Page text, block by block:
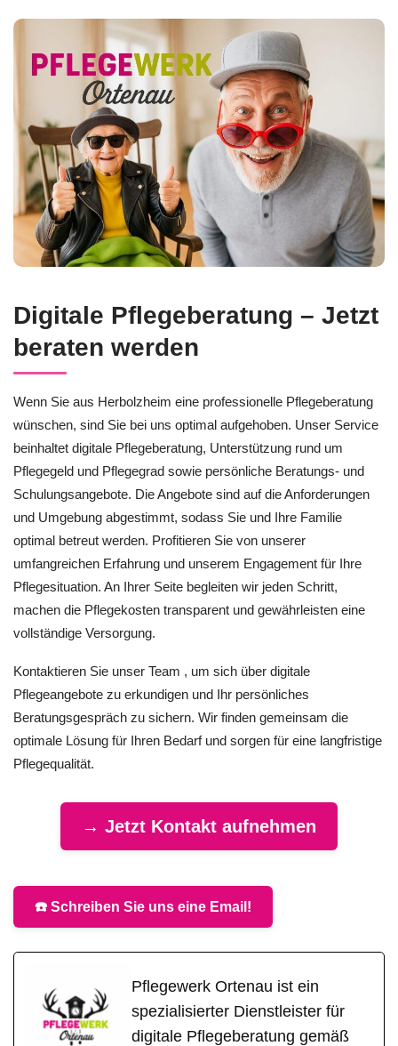
Digitale Pflegeberatung – Jetzt
beraten werden
Wenn Sie aus Herbolzheim eine professionelle Pflegeberatung
wünschen, sind Sie bei uns optimal aufgehoben. Unser Service
beinhaltet digitale Pflegeberatung, Unterstützung rund um
Pflegegeld und Pflegegrad sowie persönliche Beratungs- und
Schulungsangebote. Die Angebote sind auf die Anforderungen
und Umgebung abgestimmt, sodass Sie und Ihre Familie
optimal betreut werden. Profitieren Sie von unserer
umfangreichen Erfahrung und unserem Engagement für Ihre
Pflegesituation. An Ihrer Seite begleiten wir jeden Schritt,
machen die Pflegekosten transparent und gewährleisten eine
vollständige Versorgung.
Kontaktieren Sie unser Team , um sich über digitale
Pflegeangebote zu erkundigen und Ihr persönliches
Beratungsgespräch zu sichern. Wir finden gemeinsam die
optimale Lösung für Ihren Bedarf und sorgen für eine langfristige
Pflegequalität.
→ Jetzt Kontakt aufnehmen
☎️ Schreiben Sie uns eine Email!
Pflegewerk Ortenau ist ein
spezialisierter Dienstleister für
digitale Pflegeberatung gemäß